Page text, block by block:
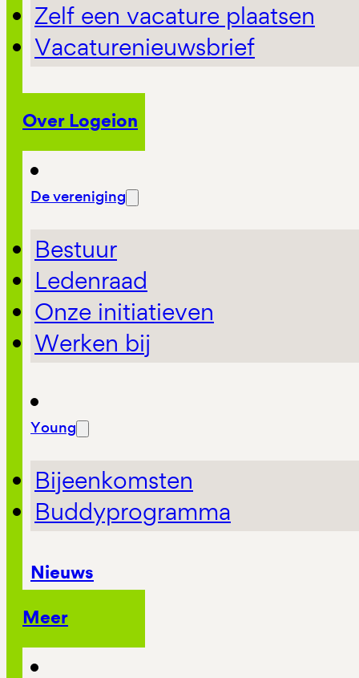
Zelf een vacature plaatsen
Vacaturenieuwsbrief
Over Logeion
De vereniging
Bestuur
Ledenraad
Onze initiatieven
Werken bij
Young
Bijeenkomsten
Buddyprogramma
Nieuws
Meer